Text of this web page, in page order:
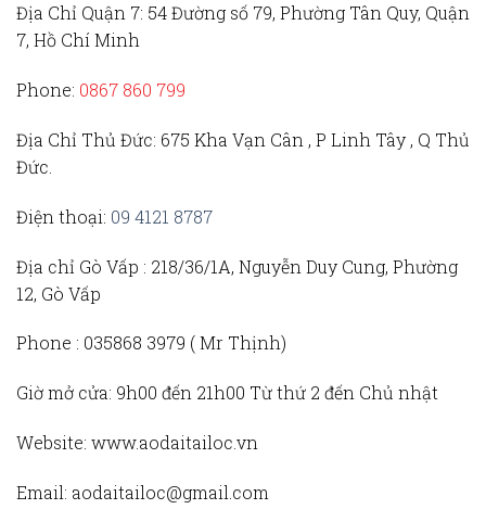
Địa Chỉ Quận 7: 54 Đường số 79, Phường Tân Quy, Quận
7, Hồ Chí Minh
Phone: 0867 860 799
Địa Chỉ Thủ Đức: 675 Kha Vạn Cân , P Linh Tây , Q Thủ
Đức.
Điện thoại: 09 4121 8787
Địa chỉ Gò Vấp : 218/36/1A, Nguyễn Duy Cung, Phường
12, Gò Vấp
Phone : 035868 3979 (Mr Thịnh)
Giờ mở cửa: 9h00 đến 21h00 Từ thứ 2 đến Chủ nhật
Website: www.aodaitailoc.vn
Email: aodaitailoc@gmail.com